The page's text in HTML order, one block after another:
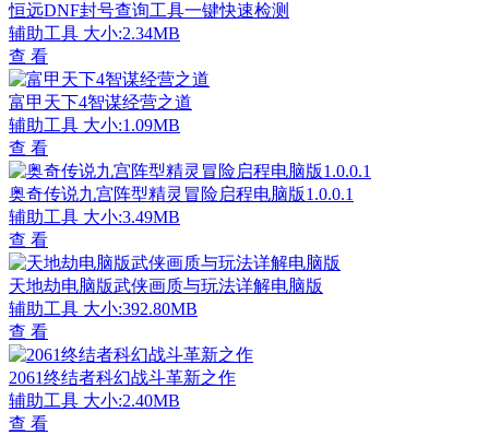
恒远DNF封号查询工具一键快速检测
辅助工具 大小:2.34MB
查 看
富甲天下4智谋经营之道
辅助工具 大小:1.09MB
查 看
奥奇传说九宫阵型精灵冒险启程电脑版1.0.0.1
辅助工具 大小:3.49MB
查 看
天地劫电脑版武侠画质与玩法详解电脑版
辅助工具 大小:392.80MB
查 看
2061终结者科幻战斗革新之作
辅助工具 大小:2.40MB
查 看